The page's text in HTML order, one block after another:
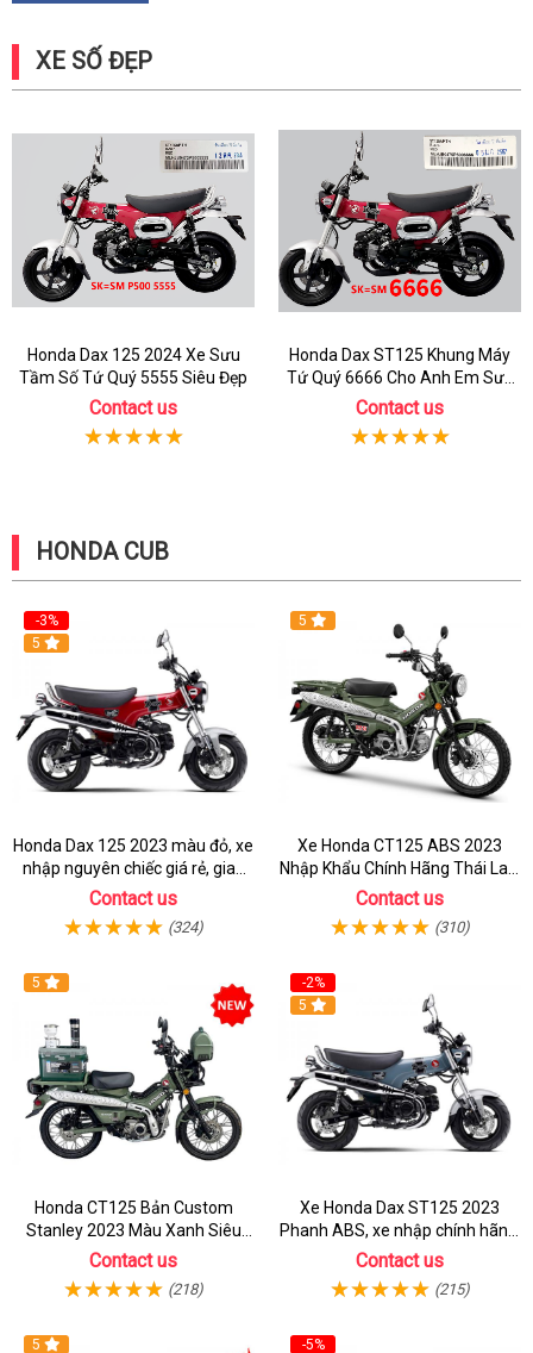
XE SỐ ĐẸP
Honda Dax 125 2024 Xe Sưu
Tầm Số Tứ Quý 5555 Siêu Đẹp
Contact us
Honda Dax ST125 Khung Máy
Tứ Quý 6666 Cho Anh Em Sưu
Tầm
Contact us
HONDA CUB
-3%
5
Honda Dax 125 2023 màu đỏ, xe
nhập nguyên chiếc giá rẻ, giao
hồ sơ ngay
Contact us
(324)
5
Xe Honda CT125 ABS 2023
Nhập Khẩu Chính Hãng Thái Lan,
Đủ Phụ Kiện Đồ Chơi
Contact us
(310)
5
Honda CT125 Bản Custom
Stanley 2023 Màu Xanh Siêu
Chất
Contact us
(218)
-2%
5
Xe Honda Dax ST125 2023
Phanh ABS, xe nhập chính hãng,
bán online giá rẻ
Contact us
(215)
5 -5%